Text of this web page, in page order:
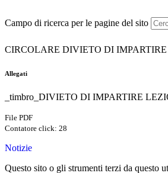
Campo di ricerca per le pagine del sito
CIRCOLARE DIVIETO DI
Allegati
_timbro_DIVIETO DI IMPARTIRE
File PDF
Contatore click: 28
Notizie
Questo sito o gli strumenti terzi da questo